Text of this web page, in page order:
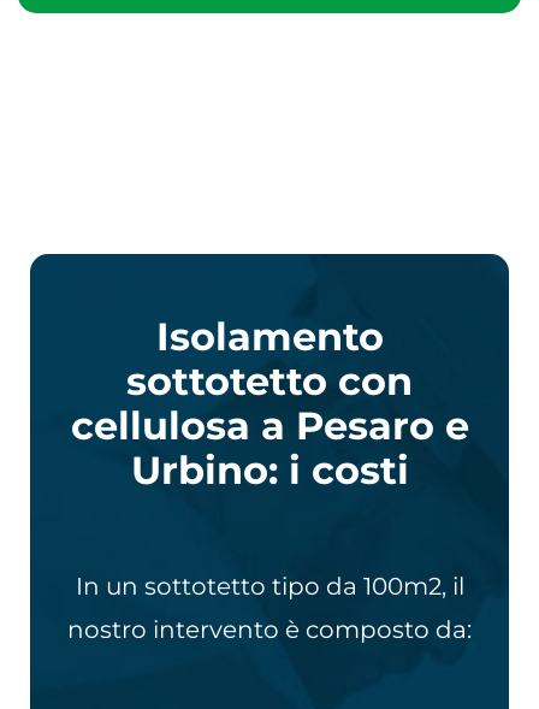
Isolamento
sottotetto con
cellulosa a Pesaro e
Urbino: i costi
In un sottotetto tipo da 100m2, il
nostro intervento è composto da: